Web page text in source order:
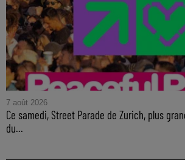
7 août 2026
Ce samedi, Street Parade de Zurich, plus
du...